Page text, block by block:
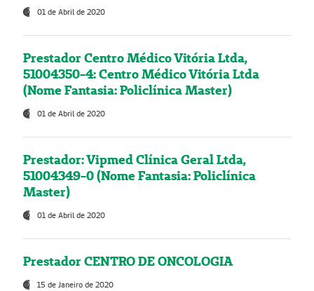
01 de Abril de 2020
Prestador Centro Médico Vitória Ltda,
51004350-4: Centro Médico Vitória Ltda
(Nome Fantasia: Policlínica Master)
01 de Abril de 2020
Prestador: Vipmed Clínica Geral Ltda,
51004349-0 (Nome Fantasia: Policlínica
Master)
01 de Abril de 2020
Prestador CENTRO DE ONCOLOGIA
15 de Janeiro de 2020